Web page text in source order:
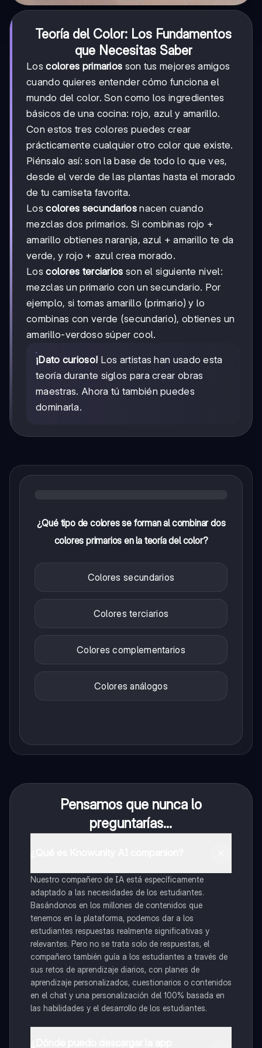
Teoría del Color: Los Fundamentos
que Necesitas Saber
Loscolores primarios son tus mejores amigos
cuando quieres entender cómo funciona el
mundo del color. Son como los ingredientes
básicos de una cocina: rojo, azul y amarillo.
Con estos tres colores puedes crear
prácticamente cualquier otro color que existe.
Piénsalo así: son la base de todo lo que ves,
desde el verde de las plantas hasta el morado
de tu camiseta favorita.
Loscolores secundariosnacen cuando
mezclas dos primarios. Si combinas rojo +
amarillo obtienes naranja, azul + amarillo te da
verde, y rojo + azul crea morado.
Loscolores terciarios son el siguiente nivel:
mezclas un primario con un secundario. Por
ejemplo, si tomas amarillo (primario) y lo
combinas con verde (secundario), obtienes un
amarillo-verdoso súper cool.
¡Dato curioso! Los artistas han usado esta
teoría durante siglos para crear obras
maestras. Ahora tú también puedes
dominarla.
¿Qué tipo de colores se forman al combinar dos
colores primarios en la teoría del color?
Colores secundarios
Colores terciarios
Colores complementarios
Colores análogos
Pensamos que nunca lo
preguntarías...
Nuestro compañero de IA está específicamente
adaptado a las necesidades de los estudiantes.
Basándonos en los millones de contenidos que
tenemos en la plataforma, podemos dar a los
estudiantes respuestas realmente significativas y
relevantes. Pero no se trata solo de respuestas, el
compañero también guía a los estudiantes a través de
sus retos de aprendizaje diarios, con planes de
aprendizaje personalizados, cuestionarios o contenidos
en el chat y una personalización del 100% basada en
las habilidades y el desarrollo de los estudiantes.